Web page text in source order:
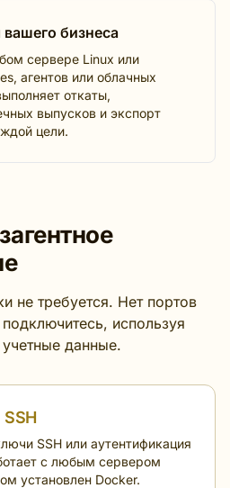
вашего бизнеса
сервере Linux или
агентов или облачных
откаты,
выпусков и экспорт
цели.
не требуется. Нет портов
используя
данные.
SSH или аутентификация
с любым сервером
установлен Docker.